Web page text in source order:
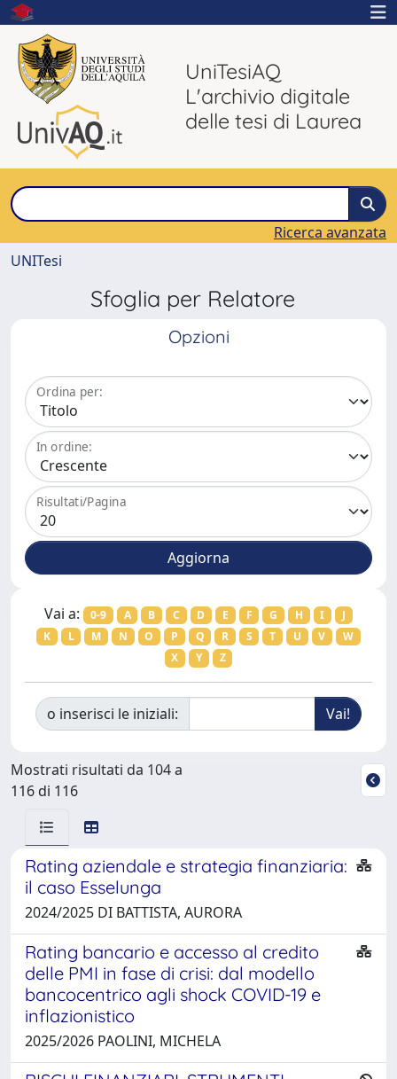
UniTesiAQ
L'archivio digitale
delle tesi di Laurea
Ricerca avanzata
UNITesi
Sfoglia per Relatore
Opzioni
Ordina per:
In ordine:
Risultati/Pagina
Vai a: 0-9 A B C D E F G H I
J
K
L M N O P Q R S T U V
W
X
Y Z
o inserisci le iniziali:
Mostrati risultati da 104 a
116 di 116
Rating aziendale e strategia finanziaria:
il caso Esselunga
2024/2025 DI BATTISTA, AURORA
Rating bancario e accesso al credito
delle PMI in fase di crisi: dal modello
bancocentrico agli shock COVID-19 e
inflazionistico
2025/2026 PAOLINI, MICHELA